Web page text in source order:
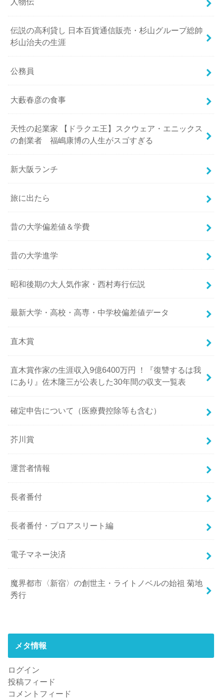
伝説の高利貸し 日本百貨通信販売・杉山グループ総帥
杉山治夫の生涯
公務員
大藪春彦の食事
天性の起業家 【ドラクエ王】スクウェア・エニックス
の創業者 福嶋康博の人生がスゴすぎる
新大阪ランチ
旅に出たら
昔の大学偏差値＆学費
昔の大学進学
昭和後期の大人気作家・西村寿行伝説
最新大学・高校・高専・中学校偏差値データ
直木賞
直木賞作家の生涯収入9億6400万円 ！『復讐するは我
にあり』佐木隆三が公表した30年間の収支一覧表
確定申告について（医療費控除等も含む）
芥川賞
運営者情報
長者番付
長者番付・プロアスリート編
電子マネー決済
魔界都市〈新宿〉の創世主・ライトノベルの始祖 菊地
秀行
メタ情報
ログイン
投稿フィード
コメントフィード